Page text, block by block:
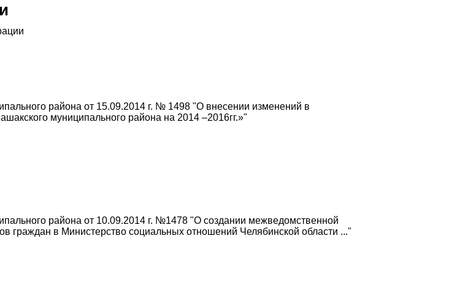
района от 15.09.2014 г. № 1498 "О внесении изменений в
муниципального района на 2014 –2016гг.»"
района от 10.09.2014 г. №1478 "О создании межведомственной
граждан в Министерство социальных отношений Челябинской области ..."